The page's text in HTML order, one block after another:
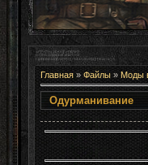
Главная» Файлы» Моды